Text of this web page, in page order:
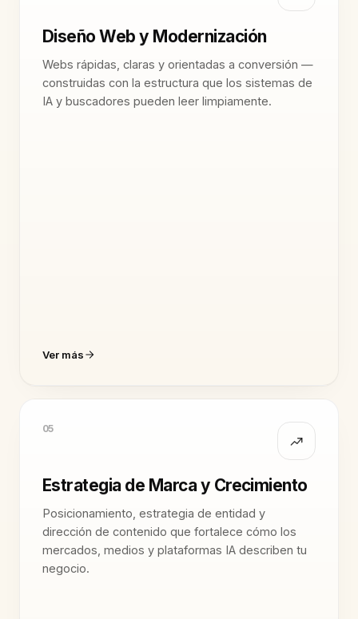
Diseño Web y Modernización
Webs rápidas, claras y orientadas a conversión —
construidas con la estructura que los sistemas de
IA y buscadores pueden leer limpiamente.
Ver más
05
Estrategia de Marca y Crecimiento
Posicionamiento, estrategia de entidad y
dirección de contenido que fortalece cómo los
mercados, medios y plataformas IA describen tu
negocio.